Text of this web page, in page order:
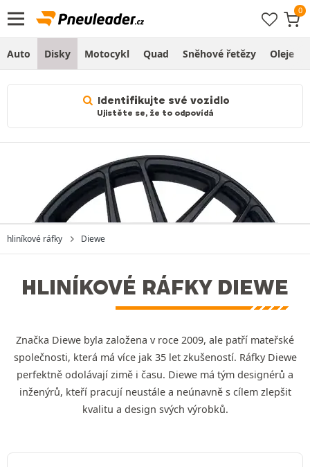
Auto Disky Motocykl Quad Sněhové řetězy Oleje
Identifikujte své vozidlo
Ujistěte se, že to odpovídá
hliníkové ráfky Diewe
HLINÍKOVÉ RÁFKY DIEWE
Značka Diewe byla založena v roce 2009, ale patří mateřské
společnosti, která má více jak 35 let zkušeností. Ráfky Diewe
perfektně odolávají zimě i času. Diewe má tým designérů a
inženýrů, kteří pracují neustále a neúnavně s cílem zlepšit
kvalitu a design svých výrobků.